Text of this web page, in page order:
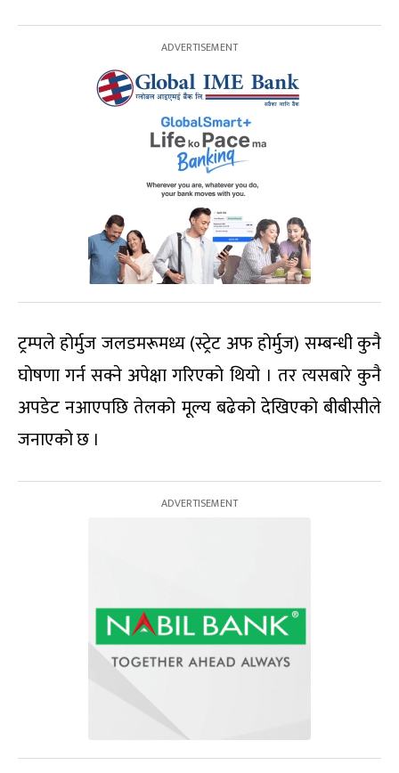
ट्रम्पले होर्मुज जलडमरूमध्य (स्ट्रेट अफ होर्मुज) सम्बन्धी कुनै
घोषणा गर्न सक्ने अपेक्षा गरिएको थियो । तर त्यसबारे कुनै
अपडेट नआएपछि तेलको मूल्य बढेको देखिएको बीबीसीले
जनाएको छ ।